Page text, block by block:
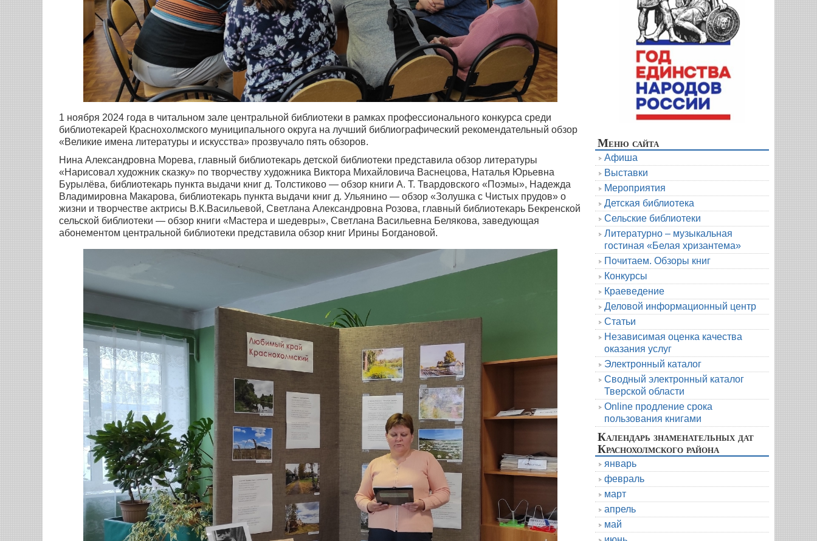
1 ноября 2024 года в читальном зале центральной библиотеки в рамках профессионального конкурса среди
библиотекарей Краснохолмского муниципального округа на лучший библиографический рекомендательный обзор
«Великие имена литературы и искусства» прозвучало пять обзоров.
Нина Александровна Морева, главный библиотекарь детской библиотеки представила обзор литературы
«Нарисовал художник сказку» по творчеству художника Виктора Михайловича Васнецова, Наталья Юрьевна
Бурылёва, библиотекарь пункта выдачи книг д. Толстиково — обзор книги А. Т. Твардовского «Поэмы», Надежда
Владимировна Макарова, библиотекарь пункта выдачи книг д. Ульянино — обзор «Золушка с Чистых прудов» о
жизни и творчестве актрисы В.К.Васильевой, Светлана Александровна Розова, главный библиотекарь Бекренской
сельской библиотеки — обзор книги «Мастера и шедевры», Светлана Васильевна Белякова, заведующая
абонементом центральной библиотеки представила обзор книг Ирины Богдановой.
Меню сайта
Афиша
Выставки
Мероприятия
Детская библиотека
Сельские библиотеки
Литературно – музыкальная
гостиная «Белая хризантема»
Почитаем. Обзоры книг
Конкурсы
Краеведение
Деловой информационный центр
Статьи
Независимая оценка качества
оказания услуг
Электронный каталог
Сводный электронный каталог
Тверской области
Online продление срока
пользования книгами
Календарь знаменательных дат
Краснохолмского района
январь
февраль
март
апрель
май